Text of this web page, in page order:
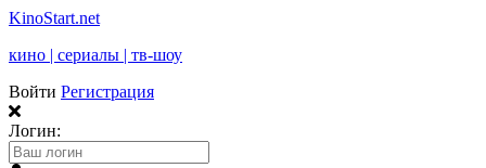
KinoStart.net
кино | сериалы | тв-шоу
Войти Регистрация
Логин: